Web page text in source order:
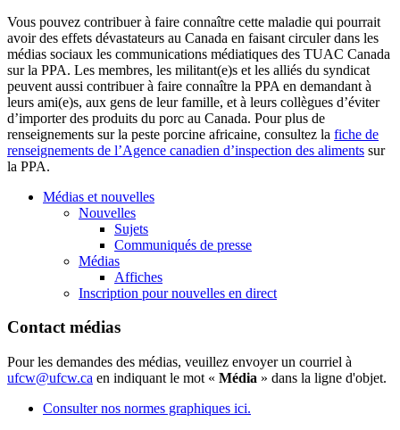
Vous pouvez contribuer à faire connaître cette maladie qui pourrait
avoir des effets dévastateurs au Canada en faisant circuler dans les
médias sociaux les communications médiatiques des TUAC Canada
sur la PPA. Les membres, les militant(e)s et les alliés du syndicat
peuvent aussi contribuer à faire connaître la PPA en demandant à
leurs ami(e)s, aux gens de leur famille, et à leurs collègues d’éviter
d’importer des produits du porc au Canada. Pour plus de
renseignements sur la peste porcine africaine, consultez la fiche de
renseignements de l’Agence canadien d’inspection des aliments sur
la PPA.
Médias et nouvelles
Nouvelles
Sujets
Communiqués de presse
Médias
Affiches
Inscription pour nouvelles en direct
Contact médias
Pour les demandes des médias, veuillez envoyer un courriel à
ufcw@ufcw.ca en indiquant le mot « Média » dans la ligne d'objet.
Consulter nos normes graphiques ici.